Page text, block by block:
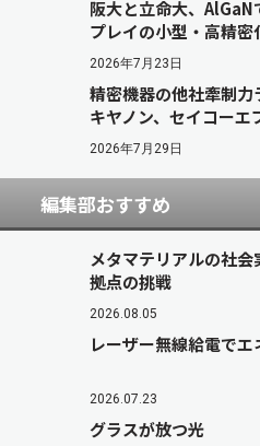
阪大と立命大、
プレイの小型・高精密
2026年7月23日
精密機器の他社牽制
キヤノン、セイコーエ
2026年7月29日
編集部おすすめ
メタマテリアルの社
拠点の挑戦
2026.08.05
レーザー無線給電で
2026.07.23
グラスが放つ光